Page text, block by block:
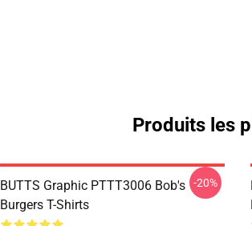
Produits les
BUTTS Graphic PTTT3006 Bob's
Burgers T-Shirts
-20%